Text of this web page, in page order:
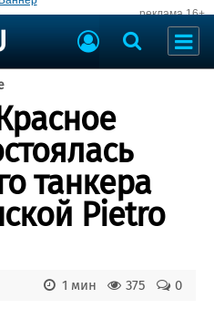
реклама 16+
объявлений
танкера
Pietro
0
375
1 мин